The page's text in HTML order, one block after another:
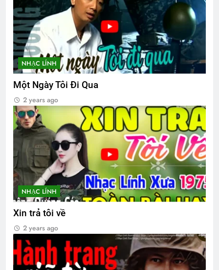
2 Years Ago
CSVSQ Nguyễn Văn Long K22
3 Years Ago
Căn cứ Đức Cơ 1965
CTBCTY Tập IV Kết
3 Years Ago
Xuân và tuổi trẻ
2 Years Ago
Bến cát 1972
2 Years Ago
CSVSQ Lương Văn Hơi K8
2 Years Ago
3 Years Ago 2 Years Ago
NHẠC LÍNH
Một Ngày Tôi Đi Qua
2 years ago
NHẠC LÍNH
Xin trả tôi về
2 years ago